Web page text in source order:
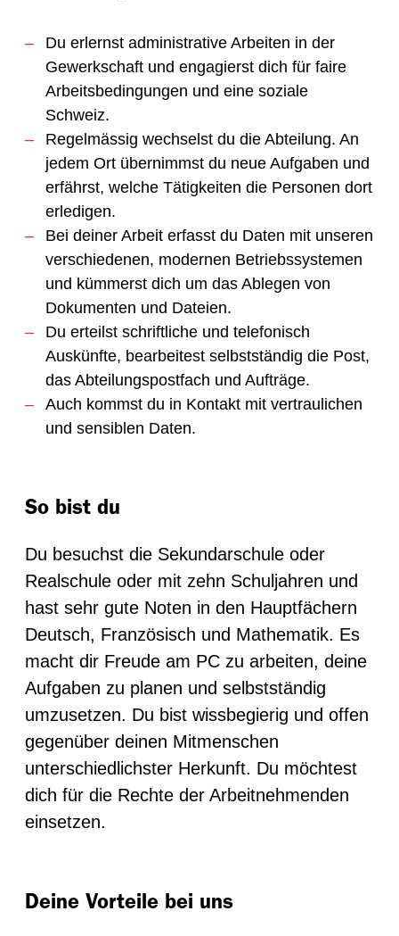
Du erlernst administrative Arbeiten in der
Gewerkschaft und engagierst dich für faire
Arbeitsbedingungen und eine soziale
Schweiz.
Regelmässig wechselst du die Abteilung. An
jedem Ort übernimmst du neue Aufgaben und
erfährst, welche Tätigkeiten die Personen dort
erledigen.
Bei deiner Arbeit erfasst du Daten mit unseren
verschiedenen, modernen Betriebssystemen
und kümmerst dich um das Ablegen von
Dokumenten und Dateien.
Du erteilst schriftliche und telefonisch
Auskünfte, bearbeitest selbstständig die Post,
das Abteilungspostfach und Aufträge.
Auch kommst du in Kontakt mit vertraulichen
und sensiblen Daten.
So bist du
Du besuchst die Sekundarschule oder
Realschule oder mit zehn Schuljahren und
hast sehr gute Noten in den Hauptfächern
Deutsch, Französisch und Mathematik. Es
macht dir Freude am PC zu arbeiten, deine
Aufgaben zu planen und selbstständig
umzusetzen. Du bist wissbegierig und offen
gegenüber deinen Mitmenschen
unterschiedlichster Herkunft. Du möchtest
dich für die Rechte der Arbeitnehmenden
einsetzen.
Deine Vorteile bei uns